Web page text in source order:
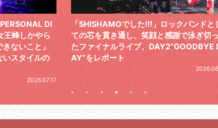
DI
ら
」
の
「SHISHAMOでした!!!」ロックバンドとし
ての芯を貫き通し、笑顔と感謝で泳ぎ切っ
たファイナルライブ、DAY2“GOODBYE D
AY”をレポート
気
レ